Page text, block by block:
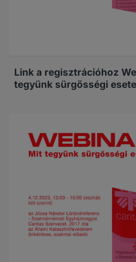
Link a regisztrációhoz
tegyünk sürgősségi